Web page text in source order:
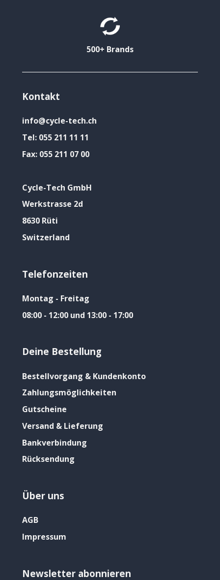
500+ Brands
Kontakt
info@cycle-tech.ch
Tel: 055 211 11 11
Fax: 055 211 07 00
Cycle-Tech GmbH
Werkstrasse 2d
8630 Rüti
Switzerland
Telefonzeiten
Montag - Freitag
08:00 - 12:00 und 13:00 - 17:00
Deine Bestellung
Bestellvorgang & Kundenkonto
Zahlungsmöglichkeiten
Gutscheine
Versand & Lieferung
Bankverbindung
Rücksendung
Über uns
AGB
Impressum
Newsletter abonnieren